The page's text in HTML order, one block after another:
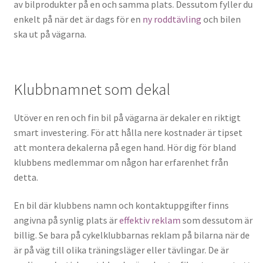
av bilprodukter på en och samma plats. Dessutom fyller du
enkelt på när det är dags för en ny roddtävling och bilen
ska ut på vägarna.
Klubbnamnet som dekal
Utöver en ren och fin bil på vägarna är dekaler en riktigt
smart investering. För att hålla nere kostnader är tipset
att montera dekalerna på egen hand. Hör dig för bland
klubbens medlemmar om någon har erfarenhet från
detta.
En bil där klubbens namn och kontaktuppgifter finns
angivna på synlig plats äreffektiv reklam som dessutom är
billig. Se bara på cykelklubbarnas reklam på bilarna när de
är på väg till olika träningsläger eller tävlingar. De är